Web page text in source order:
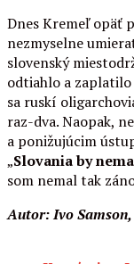
Dnes Kremeľ opäť
nezmyselne
slovenský
odtiahlo a
sa ruskí
raz-dva. Naopak,
a ponižujúcim
„Slovania by
som nemal tak
Autor: Ivo